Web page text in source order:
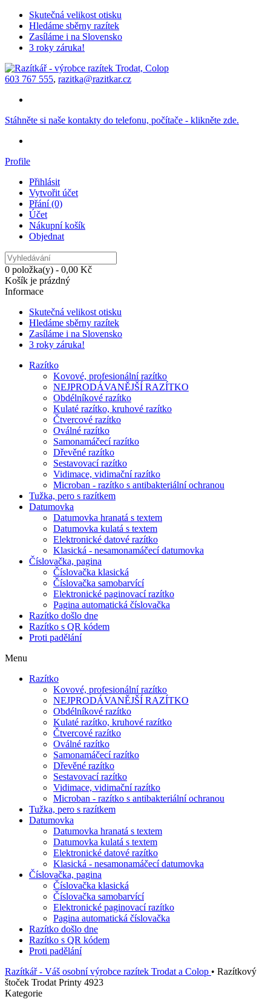
Skutečná velikost otisku
Hledáme sběrny razítek
Zasíláme i na Slovensko
3 roky záruka!
603 767 555, razitka@razitkar.cz
Stáhněte si naše kontakty do telefonu, počítače - klikněte zde.
Profile
Přihlásit
Vytvořit účet
Přání (0)
Účet
Nákupní košík
Objednat
0 položka(y) - 0,00 Kč
Košík je prázdný
Informace
Skutečná velikost otisku
Hledáme sběrny razítek
Zasíláme i na Slovensko
3 roky záruka!
Razítko
Kovové, profesionální razítko
NEJPRODÁVANĚJŠÍ RAZÍTKO
Obdélníkové razítko
Kulaté razítko, kruhové razítko
Čtvercové razítko
Oválné razítko
Samonamáčecí razítko
Dřevěné razítko
Sestavovací razítko
Vidimace, vidimační razítko
Microban - razítko s antibakteriální ochranou
Tužka, pero s razítkem
Datumovka
Datumovka hranatá s textem
Datumovka kulatá s textem
Elektronické datové razítko
Klasická - nesamonamáčecí datumovka
Číslovačka, pagina
Číslovačka klasická
Číslovačka samobarvící
Elektronické paginovací razítko
Pagina automatická číslovačka
Razítko došlo dne
Razítko s QR kódem
Proti padělání
Menu
Razítko
Kovové, profesionální razítko
NEJPRODÁVANĚJŠÍ RAZÍTKO
Obdélníkové razítko
Kulaté razítko, kruhové razítko
Čtvercové razítko
Oválné razítko
Samonamáčecí razítko
Dřevěné razítko
Sestavovací razítko
Vidimace, vidimační razítko
Microban - razítko s antibakteriální ochranou
Tužka, pero s razítkem
Datumovka
Datumovka hranatá s textem
Datumovka kulatá s textem
Elektronické datové razítko
Klasická - nesamonamáčecí datumovka
Číslovačka, pagina
Číslovačka klasická
Číslovačka samobarvící
Elektronické paginovací razítko
Pagina automatická číslovačka
Razítko došlo dne
Razítko s QR kódem
Proti padělání
Razítkář - Váš osobní výrobce razítek Trodat a Colop • Razítkový
štoček Trodat Printy 4923
Kategorie